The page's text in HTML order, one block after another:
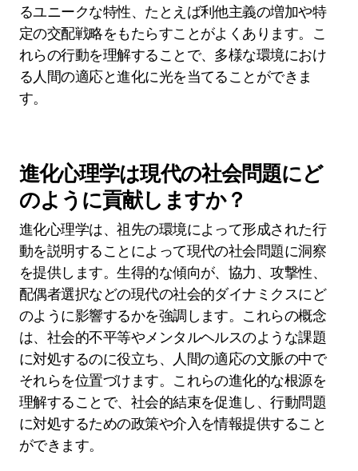
個人主義的文化は自律性や自己表現を重視しま
す。その結果、心理的特性は固定されたものでは
なく、文化的文脈に応じて進化し、環境と人間の
行動の間の動的な相互作用を示します。
孤立した集団は、環境の圧力や限られた社会的相
互作用により、ユニークな行動を示します。これ
らの行動には、協力の強化、特異なコミュニケー
ション方法、独自の文化的慣習が含まれることが
あります。たとえば、研究によれば、孤立はコミ
ュニティが特定の課題に適応する際に問題解決能
力を高めることがあるとされています。さらに、
遺伝的浮動は、社会的ダイナミクスに影響を与え
るユニークな特性、たとえば利他主義の増加や特
定の交配戦略をもたらすことがよくあります。こ
れらの行動を理解することで、多様な環境におけ
る人間の適応と進化に光を当てることができま
す。